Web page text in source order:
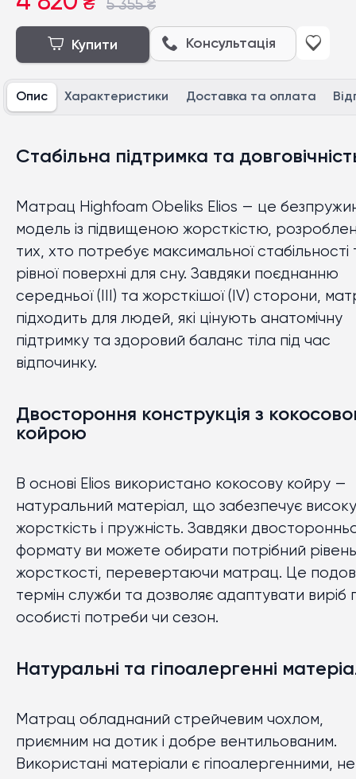
розмір 120x190 см розмір 120x200 см
розмір 140x190 см розмір 140x200 см
розмір 160x190 см розмір 160x200 см
5 355₴
Купити Консультація
Опис Характеристики Доставка та оплата
Стабільна підтримка та
Матрац Highfoam Obeliks Elios — це
модель із підвищеною жорсткістю,
тих, хто потребує максимальної стабільності
рівної поверхні для сну. Завдяки поєднанню
середньої (III) та жорсткішої (IV) сторони,
підходить для людей, які цінують анатомічну
підтримку та здоровий баланс тіла під час
відпочинку.
Двостороння конструкція з
койрою
В основі Elios використано кокосову койру —
натуральний матеріал, що забезпечує високу
жорсткість і пружність. Завдяки
формату ви можете обирати потрібний рівень
жорсткості, перевертаючи матрац. Це
термін служби та дозволяє адаптувати виріб
особисті потреби чи сезон.
Натуральні та гіпоалергенні
Матрац обладнаний стрейчевим чохлом,
приємним на дотик і добре вентильованим.
Використані матеріали є гіпоалергенними, не